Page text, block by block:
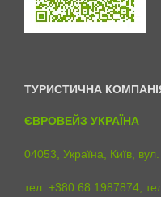
ТУРИСТИЧНА
ЄВРОВЕЙЗ УКРАЇНА
04053, Україна, Київ,
тел. +380 68 1987874,